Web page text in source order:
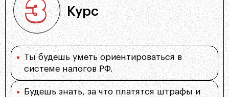
Курс
Ты будешь уметь ориентироваться в
системе налогов РФ.
Будешь знать, за что платятся штрафы и